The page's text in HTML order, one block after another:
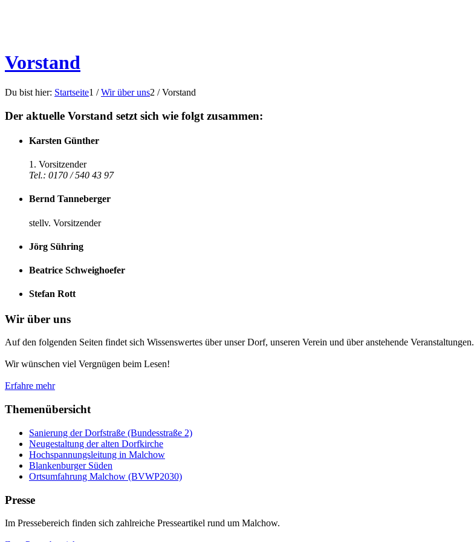
Vorstand
Du bist hier: Startseite1 / Wir über uns2 / Vorstand
Der aktuelle Vorstand setzt sich wie folgt zusammen:
Karsten Günther
1. Vorsitzender
Tel.: 0170 / 540 43 97
Bernd Tanneberger
stellv. Vorsitzender
Jörg Sühring
Beatrice Schweighoefer
Stefan Rott
Wir über uns
Auf den folgenden Seiten findet sich Wissenswertes über unser Dorf, unseren Verein und über anstehende Veranstaltungen.
Wir wünschen viel Vergnügen beim Lesen!
Erfahre mehr
Themenübersicht
Sanierung der Dorfstraße (Bundesstraße 2)
Neugestaltung der alten Dorfkirche
Hochspannungsleitung in Malchow
Blankenburger Süden
Ortsumfahrung Malchow (BVWP2030)
Presse
Im Pressebereich finden sich zahlreiche Presseartikel rund um Malchow.